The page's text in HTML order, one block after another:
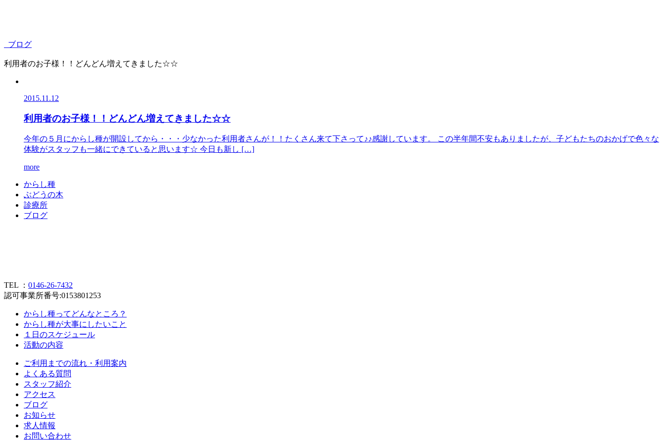
ブログ
利用者のお子様！！どんどん増えてきました☆☆
2015.11.12
利用者のお子様！！どんどん増えてきました☆☆
今年の５月にからし種が開設してから・・・少なかった利用者さんが！！たくさん来て下さって♪♪感謝しています。 この半年間不安もありましたが、子どもたちのおかげで色々な
体験がスタッフも一緒にできていると思います☆ 今日も新し […]
more
から し種
ぶどう の木
診療所
ブロ グ
TEL ： 0146-26-7432
認可事業所番号:0153801253
からし種ってどんなところ？
からし種が大事にしたいこと
１日のスケジュール
活動の内容
ご利用までの流れ・利用案内
よくある質問
スタッフ紹介
アクセス
ブログ
お知らせ
求人情報
お問い合わせ